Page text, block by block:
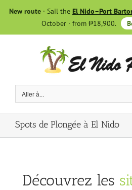
New route · Sail the El Nido–Port
October · from ₱18,900.
Aller à...
Spots de Plongée à El Nido
Découvrez les